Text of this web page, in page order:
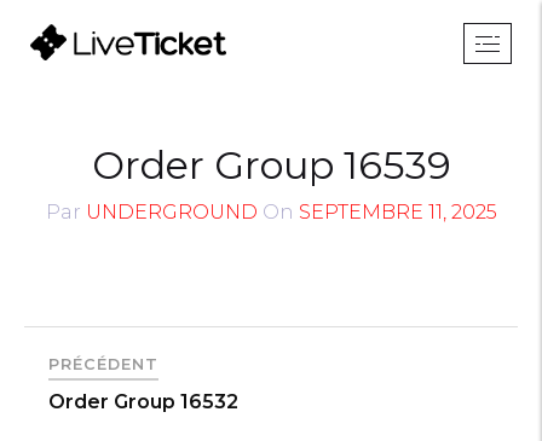
Order Group 16539
Par UNDERGROUND On SEPTEMBRE 11, 2025
PRÉCÉDENT
Order Group 16532